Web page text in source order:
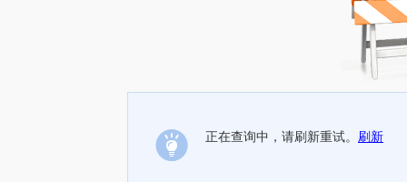
正在查询中，请刷新重试。 刷新